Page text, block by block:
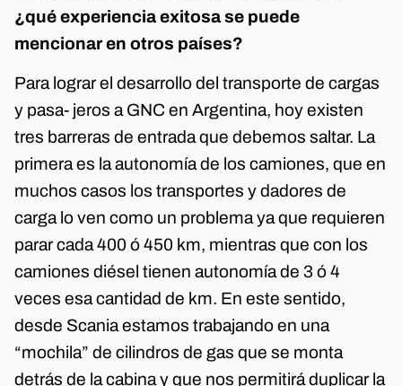
¿qué experiencia exitosa se puede
mencionar en otros países?
Para lograr el desarrollo del transporte de cargas
y pasa- jeros a GNC en Argentina, hoy existen
tres barreras de entrada que debemos saltar. La
primera es la autonomía de los camiones, que en
muchos casos los transportes y dadores de
carga lo ven como un problema ya que requieren
parar cada 400 ó 450 km, mientras que con los
camiones diésel tienen autonomía de 3 ó 4
veces esa cantidad de km. En este sentido,
desde Scania estamos trabajando en una
“mochila” de cilindros de gas que se monta
detrás de la cabina y que nos permitirá duplicar la